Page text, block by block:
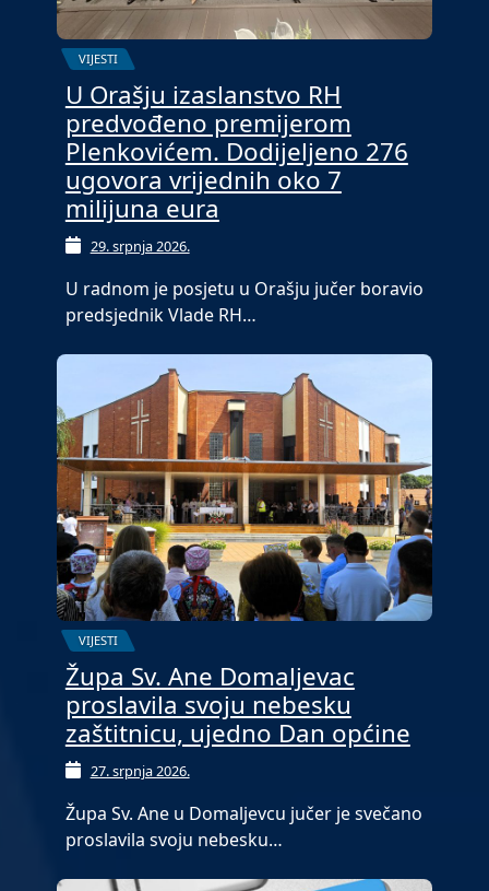
VIJESTI
U Orašju izaslanstvo RH
predvođeno premijerom
Plenkovićem. Dodijeljeno 276
ugovora vrijednih oko 7
milijuna eura
29. srpnja 2026.
U radnom je posjetu u Orašju jučer boravio
predsjednik Vlade RH…
VIJESTI
Župa Sv. Ane Domaljevac
proslavila svoju nebesku
zaštitnicu, ujedno Dan općine
27. srpnja 2026.
Župa Sv. Ane u Domaljevcu jučer je svečano
proslavila svoju nebesku…